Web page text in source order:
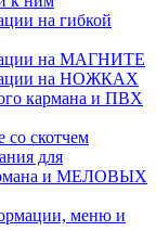
на гибкой
на МАГНИТЕ
на НОЖКАХ
кармана и ПВХ
скотчем
для
и МЕЛОВЫХ
меню и